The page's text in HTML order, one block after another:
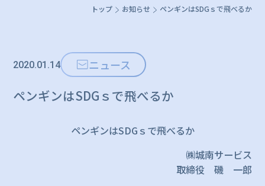
トップ お知らせ ペンギンはSDGｓで飛べるか
2020.01.14 ニュース
ペンギンはSDGｓで飛べるか
ペンギンはSDGｓで飛べるか
㈱城南サービス
取締役 磯 一郎